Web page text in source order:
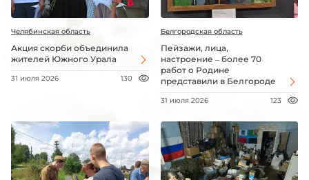
Челябинская область
Акция скорби объединила
жителей Южного Урала
31 июля 2026 130
Белгородская область
Пейзажи, лица,
настроение – более 70
работ о Родине
представили в Белгороде
31 июля 2026 123